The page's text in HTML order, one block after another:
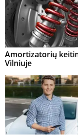
Amortizatorių
Vilniuje